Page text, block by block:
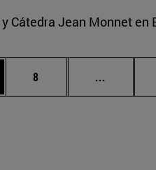
Jean Monnet en
para desplazarse.
Página
8 ... Páginas